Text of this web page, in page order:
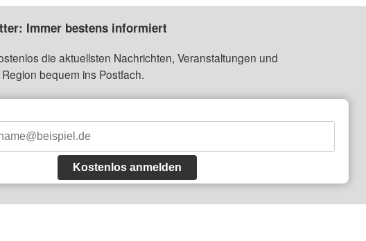
Immer bestens informiert
die aktuellsten Nachrichten, Veranstaltungen und
bequem ins Postfach.
Kostenlos anmelden